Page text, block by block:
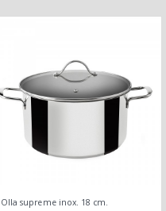
Olla supreme inox. 18 cm.